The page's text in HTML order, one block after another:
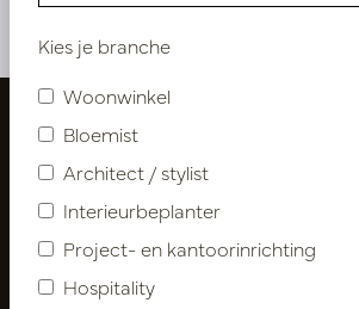
Kies je branche
Woonwinkel
Bloemist
Architect / stylist
Interieurbeplanter
Project- en kantoorinrichting
Hospitality